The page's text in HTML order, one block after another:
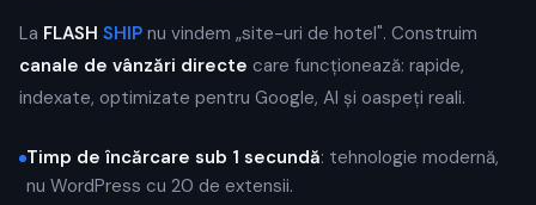
La FLASH SHIP nu vindem „site-uri de hotel". Construim
canale de vânzări directe care funcționează: rapide,
indexate, optimizate pentru Google, AI și oaspeți reali.
Timp de încărcare sub 1 secundă: tehnologie modernă,
nu WordPress cu 20 de extensii.